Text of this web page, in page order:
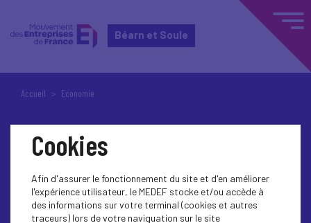
Béarn et Soule
Accueil Economie
Economie
Cookies
Afin d'assurer le fonctionnement du site et d'en améliorer
l'expérience utilisateur, le MEDEF stocke et/ou accède à
des informations sur votre terminal (cookies et autres
traceurs) lors de votre naviguation sur le site